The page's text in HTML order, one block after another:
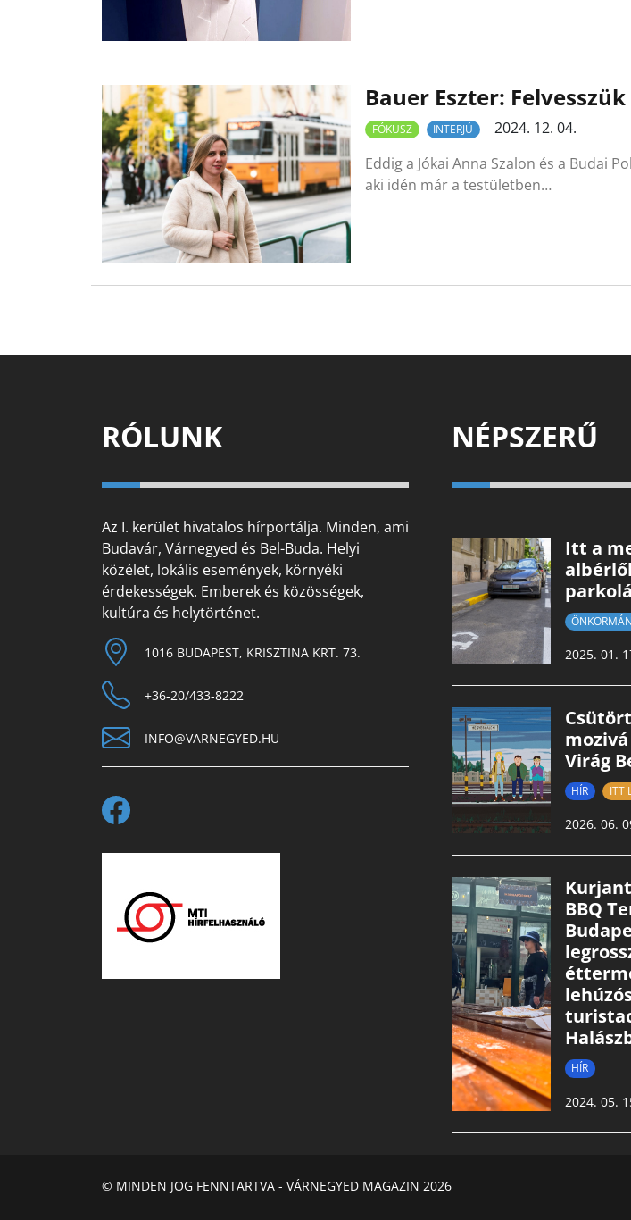
Bauer Eszter:
FÓKUSZ INTERJÚ
2024. 12. 04.
Eddig a Jókai Anna Szalon és a Budai
aki idén már a testületben…
RÓLUNK
Az I. kerület hivatalos hírportálja. Minden, ami
Budavár, Várnegyed és Bel-Buda. Helyi
közélet, lokális események, környéki
érdekességek. Emberek és közösségek,
kultúra és helytörténet.
1016 BUDAPEST, KRISZTINA KRT. 73.
+36-20/433-8222
INFO@VARNEGYED.HU
NÉPSZERŰ
Itt a
2025. 01.
Virág
HÍR ITT
2026. 06.
BBQ
HÍR
2024. 05.
© MINDEN JOG FENNTARTVA - VÁRNEGYED MAGAZIN 2026